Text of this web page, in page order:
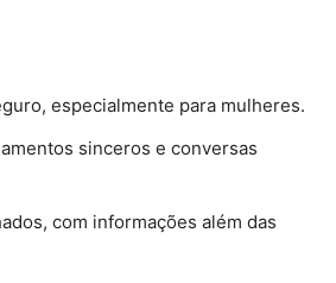
especialmente para mulheres.
sinceros e conversas
com informações além das